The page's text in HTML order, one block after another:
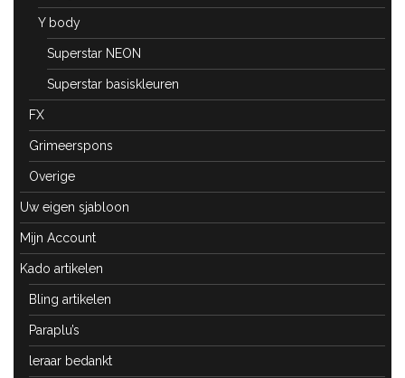
Y body
Superstar NEON
Superstar basiskleuren
FX
Grimeerspons
Overige
Uw eigen sjabloon
Mijn Account
Kado artikelen
Bling artikelen
Paraplu’s
leraar bedankt